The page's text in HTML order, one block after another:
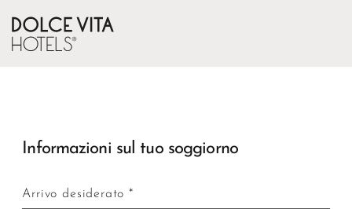
Informazioni sul tuo soggiorno
Arrivo desiderato *